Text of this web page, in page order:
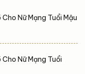
công. Hãy cùng
nữ...Nữ Mạng Tuổi Mậu
Nữ Mạng Tuổi